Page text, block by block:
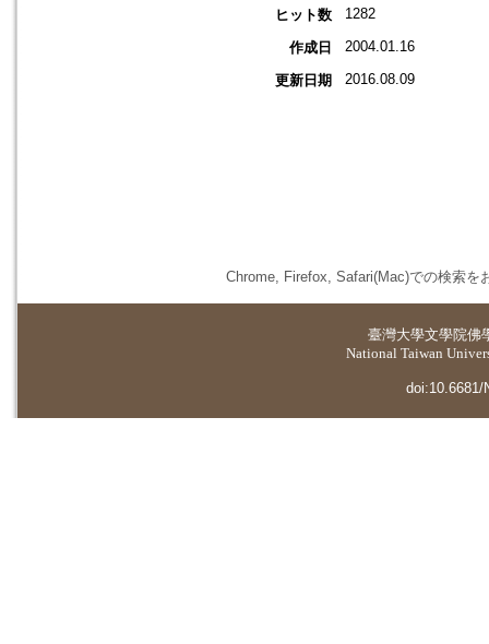
ヒット数
1282
作成日 2004.01.16
更新日期 2016.08.09
Chrome, Firefox, Safari(Mac)での検索を
臺灣大學文學院佛
National Taiwan
doi:10.6681/